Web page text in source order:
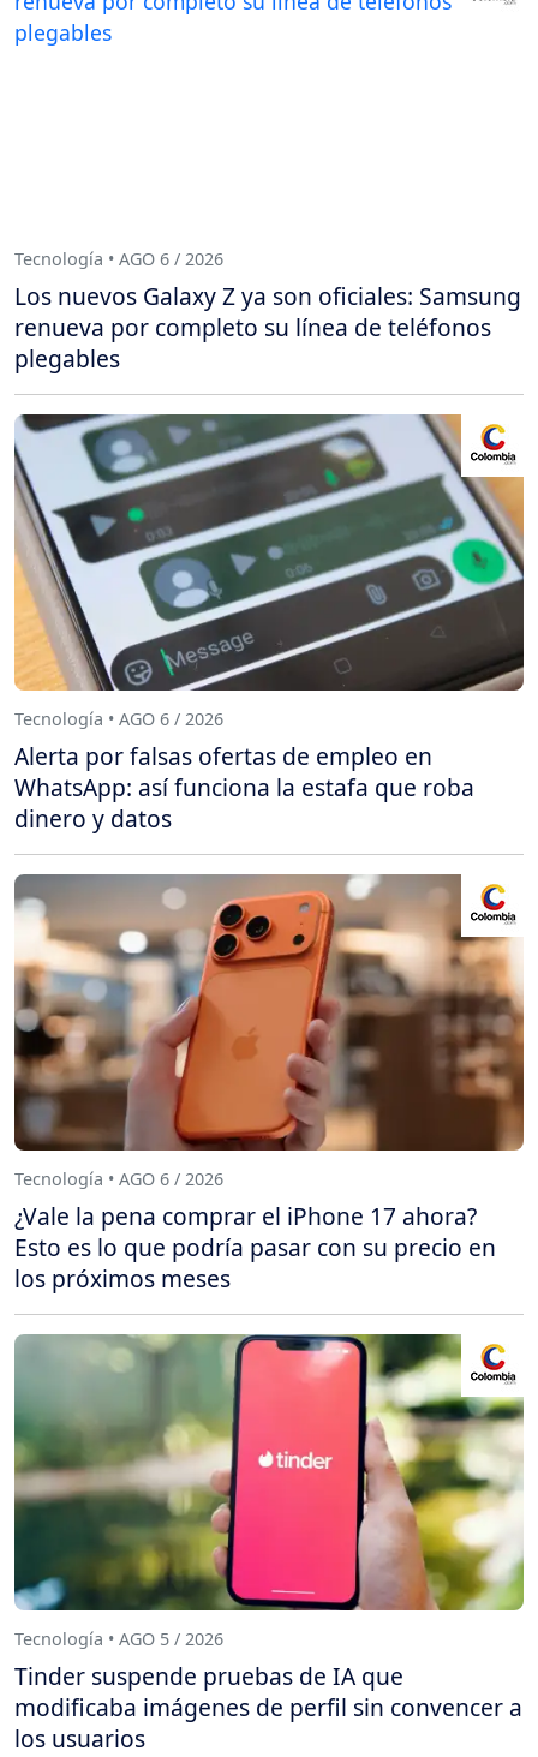
Tecnología • AGO 6 / 2026
Los nuevos Galaxy Z ya son oficiales: Samsung
renueva por completo su línea de teléfonos
plegables
Tecnología • AGO 6 / 2026
Alerta por falsas ofertas de empleo en
WhatsApp: así funciona la estafa que roba
dinero y datos
Tecnología • AGO 6 / 2026
¿Vale la pena comprar el iPhone 17 ahora?
Esto es lo que podría pasar con su precio en
los próximos meses
Tecnología • AGO 5 / 2026
Tinder suspende pruebas de IA que
modificaba imágenes de perfil sin convencer a
los usuarios